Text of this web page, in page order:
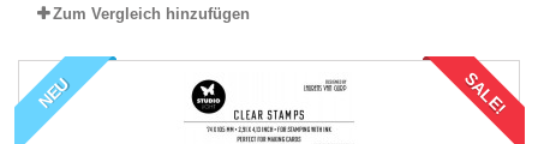
Zum Vergleich hinzufügen
NEU SALE!